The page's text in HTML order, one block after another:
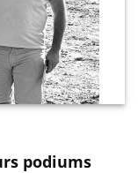
podiums